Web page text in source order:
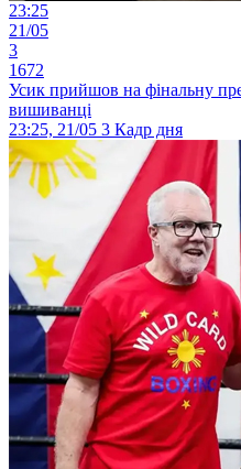
23:25
21/05
3
1672
Усик прийшов на фінальну
вишиванці
23:25, 21/05 3 Кадр дня